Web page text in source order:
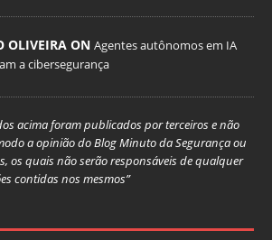
OLIVEIRA ON Agentes autônomos em IA
a cibersegurança
acima foram publicados por terceiros e não
a opinião do Blog Minuto da Segurança ou
os quais não serão responsáveis de qualquer
contidas nos mesmos”